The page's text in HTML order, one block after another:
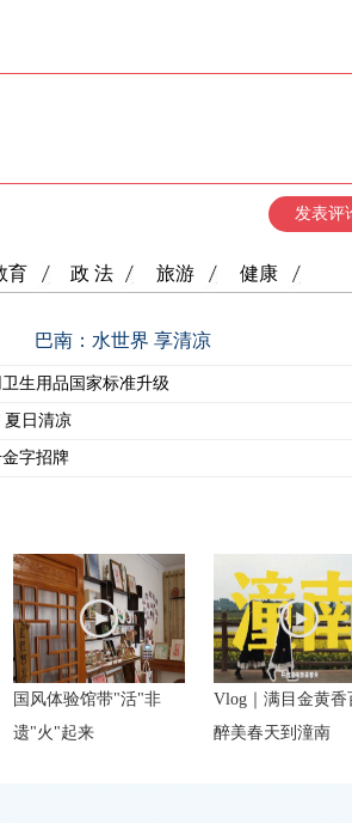
发表评
育 政 法 旅游 健康
巴南：水世界 享清凉
生用品国家标准升级
夏日清凉
字招牌
国风体验馆带"活"非
遗"火"起来
Vlog｜满目金黄香
醉美春天到潼南